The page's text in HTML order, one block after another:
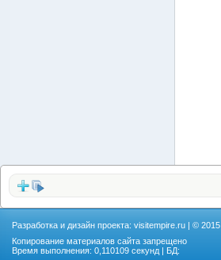
Разработка и дизайн проекта: visitempire.ru | © 2015
Копирование материалов сайта запрещено
Время выполнения: 0,110109 секунд | БД: